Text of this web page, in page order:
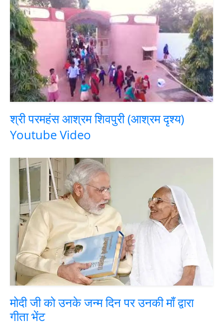
श्री परमहंस आश्रम शिवपुरी (आश्रम दृश्य)
Youtube Video
मोदी जी को उनके जन्म दिन पर उनकी माँ द्वारा
गीता भेंट